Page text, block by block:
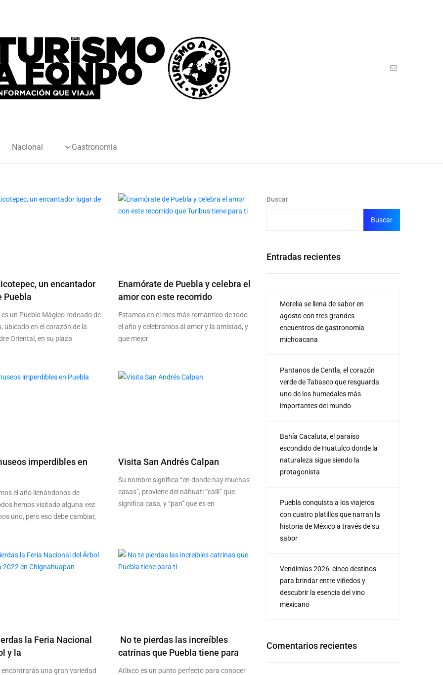
Nacional Gastronomia
un encantador
Puebla
un Pueblo Mágico rodeado de
ubicado en el corazón de la
Oriental, en su plaza
Enamórate de Puebla y celebra el
amor con este recorrido
Estamos en el mes más romántico de todo
el año y celebramos al amor y la amistad, y
que mejor
imperdibles en
el año llenándonos de
hemos visitado alguna vez
uno, pero eso debe cambiar,
Visita San Andrés Calpan
Su nombre significa “en donde hay muchas
casas”, proviene del náhuatl “calli” que
significa casa, y “pan” que es en
la Feria Nacional
y la
encontrarás una gran variedad
No te pierdas las increíbles
catrinas que Puebla tiene para
Atlixco es un punto perfecto para conocer
Buscar
Buscar
Entradas recientes
Morelia se llena de sabor en
agosto con tres grandes
encuentros de gastronomía
michoacana
Pantanos de Centla, el corazón
verde de Tabasco que resguarda
uno de los humedales más
importantes del mundo
Bahía Cacaluta, el paraíso
escondido de Huatulco donde la
naturaleza sigue siendo la
protagonista
Puebla conquista a los viajeros
con cuatro platillos que narran la
historia de México a través de su
sabor
Vendimias 2026: cinco destinos
para brindar entre viñedos y
descubrir la esencia del vino
mexicano
Comentarios recientes